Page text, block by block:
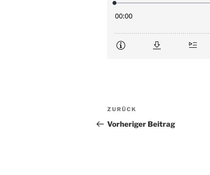
Beitragsnavigation
Vorheriger
Beitrag
ZURÜCK
Vorheriger Beitrag